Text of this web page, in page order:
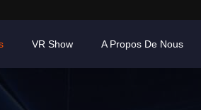
VR Show A Propos De Nous